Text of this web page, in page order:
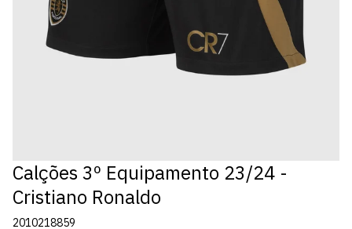
Calções 3º Equipamento 23/24 -
Cristiano Ronaldo
2010218859